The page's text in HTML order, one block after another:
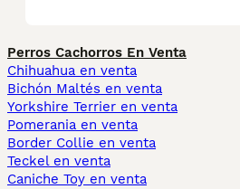
Perros Cachorros En Venta
Chihuahua en venta
Bichón Maltés en venta
Yorkshire Terrier en venta
Pomerania en venta
Border Collie en venta
Teckel en venta
Caniche Toy en venta